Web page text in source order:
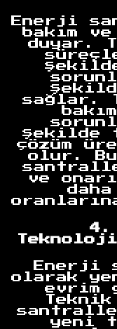
Enerji
bakım
duyar.
sağlar.
şekilde
çözüm
olur.
ve
4.
Enerji
olarak
evrim
yeni